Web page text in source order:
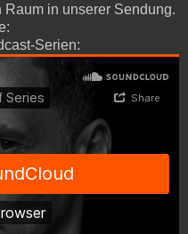
in unserer Sendung.
Serien: